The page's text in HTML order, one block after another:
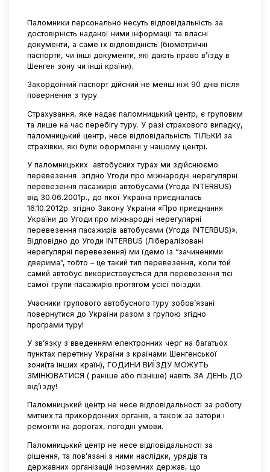
Паломники персонально несуть відповідальність за
достовірність наданої ними інформації та власні
документи, а саме їх відповідність (біометричні
паспорти, чи інші документи, які дають право в’їзду в
Шенген зону чи інші країни).
Закордонний паспорт дійсний не менш ніж 90 днів після
повернення з туру.
Страхування, яке надає паломницький центр, є груповим
та лише на час перебігу туру. У разі страхового випадку,
паломницький центр, несе відповідальність ТІЛЬКИ за
страхівки, які були оформлені у нашому центрі.
У паломницьких автобусних турах ми здійснюємо
перевезення
згідно Угоди про міжнародні нерегулярні
перевезення пасажирів автобусами (Угода INTERBUS)
від 30.06.2001р., до якої Україна приєдналась
16.10.2012р. згідно Закону України «Про приєднання
України до Угоди про міжнародні нерегулярні
перевезення пасажирів автобусами (Угода INTERBUS)».
Відповідно до Угоди INTERBUS (Лібералізовані
нерегулярні перевезення) ми їдемо із “зачиненими
дверима”, тобто – це такий тип перевезення, коли той
самий автобус використовується для перевезення тієї
самої групи пасажирів протягом усієї поїздки.
Учасники групового автобусного туру зобов’язані
повернутися до України разом з групою згідно
програми туру!
У зв’язку з введенням електронних черг на багатьох
пунктах перетину України з країнами Шенгенської
зони(та інших країн), ГОДИНИ ВИЇЗДУ МОЖУТЬ
ЗМІНЮВАТИСЯ ( раніше або пізніше) навіть ЗА ДЕНЬ ДО
від’їзду!
Паломницький центр не несе відповідальності за роботу
митних та прикордонних органів, а також за затори і
ремонти на дорогах, погодні умови.
Паломницький центр не несе відповідальності за
рішення, та пов’язані з ними наслідки, урядів та
державних організацій іноземних держав, що